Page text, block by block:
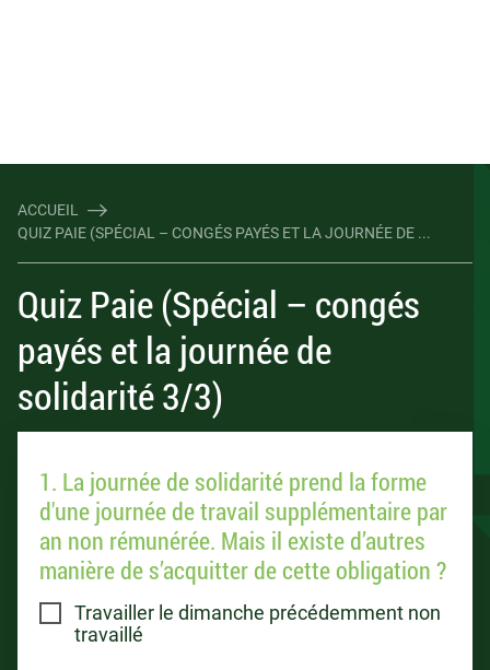
ACCUEIL
QUIZ PAIE (SPÉCIAL – CONGÉS PAYÉS ET LA JOURNÉE DE ...
Quiz Paie (Spécial – congés
payés et la journée de
solidarité 3/3)
1. La journée de solidarité prend la forme
d'une journée de travail supplémentaire par
an non rémunérée. Mais il existe d’autres
manière de s’acquitter de cette obligation ?
Travailler le dimanche précédemment non
travaillé